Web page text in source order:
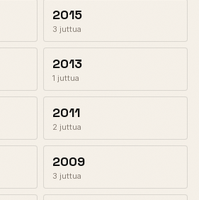
2015
3 juttua
2013
1 juttua
2011
2 juttua
2009
3 juttua